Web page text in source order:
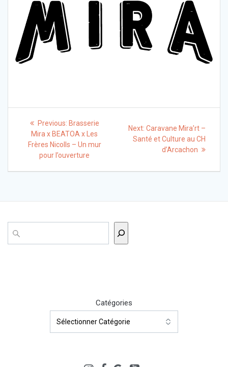
Navigation
l’article
Previous: Previous
post:
Brasserie
Mira x BEATOA x Les
Frères Nicolls – Un mur
pour l’ouverture
Next: Next
post:
Caravane Mira’rt –
Santé et Culture au CH
d’Arcachon
Rechercher
Catégories